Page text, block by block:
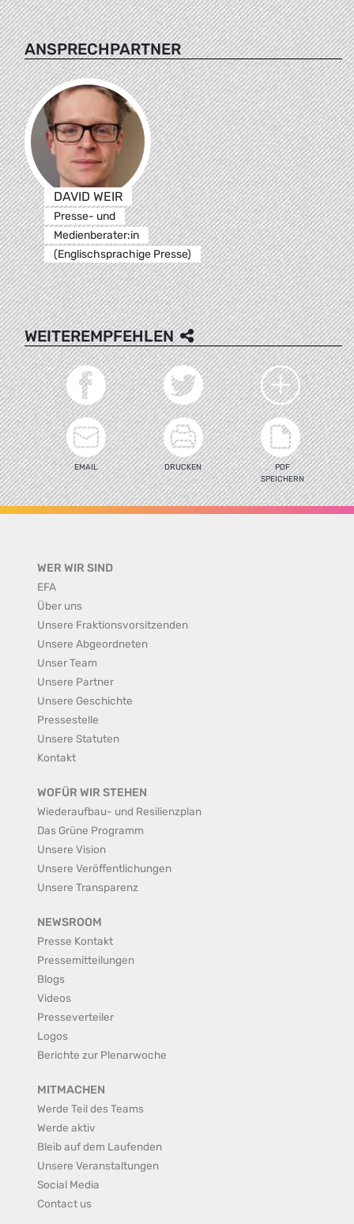
ANSPRECHPARTNER
DAVID WEIR
Presse- und
Medienberater:in
(Englischsprachige Presse)
WEITEREMPFEHLEN
EMAIL DRUCKEN
PDF
SPEICHERN
WER WIR SIND
EFA
Über uns
Unsere Fraktionsvorsitzenden
Unsere Abgeordneten
Unser Team
Unsere Partner
Unsere Geschichte
Pressestelle
Unsere Statuten
Kontakt
WOFÜR WIR STEHEN
Wiederaufbau- und Resilienzplan
Das Grüne Programm
Unsere Vision
Unsere Veröffentlichungen
Unsere Transparenz
NEWSROOM
Presse Kontakt
Pressemitteilungen
Blogs
Videos
Presseverteiler
Logos
Berichte zur Plenarwoche
MITMACHEN
Werde Teil des Teams
Werde aktiv
Bleib auf dem Laufenden
Unsere Veranstaltungen
Social Media
Contact us